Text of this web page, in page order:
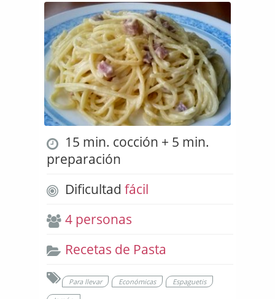
15 min. cocción + 5 min.
preparación
Dificultad fácil
4 personas
Recetas de Pasta
Para llevar Económicas
Espaguetis